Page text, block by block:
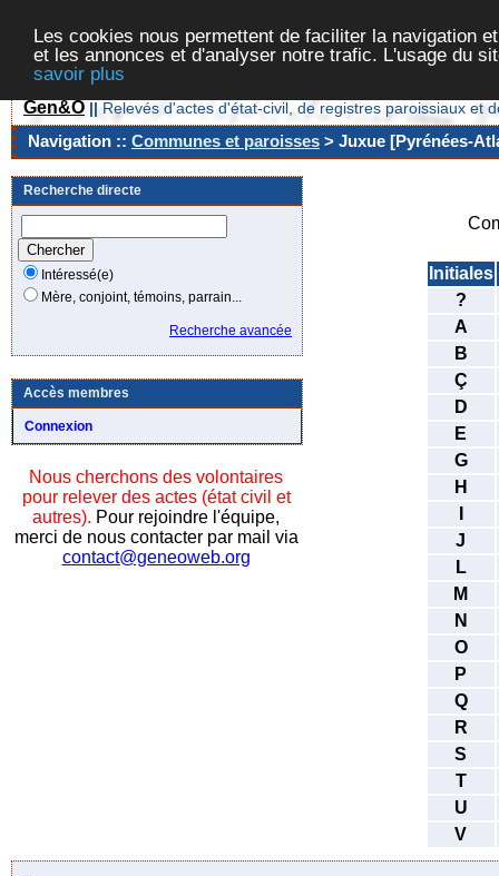
Les cookies nous permettent de faciliter la navigation
et les annonces et d'analyser notre trafic. L'usage du
savoir plus
Gen&O || Relevés d'actes d'état-civil, de registres paroissiaux et
Navigation :: Communes et paroisses > Juxue [Pyrénées-
Recherche directe
Intéressé(e)
Mère, conjoint, témoins, parrain...
Recherche avancée
Accès membres
Connexion
Nous cherchons des volontaires
pour relever des actes (état civil et
autres). Pour rejoindre l'équipe,
merci de nous contacter par mail via
contact@geneoweb.org
Initiales
?
A
B
Ç
D
E
G
H
J
L
M
N
O
P
Q
R
S
T
U
V